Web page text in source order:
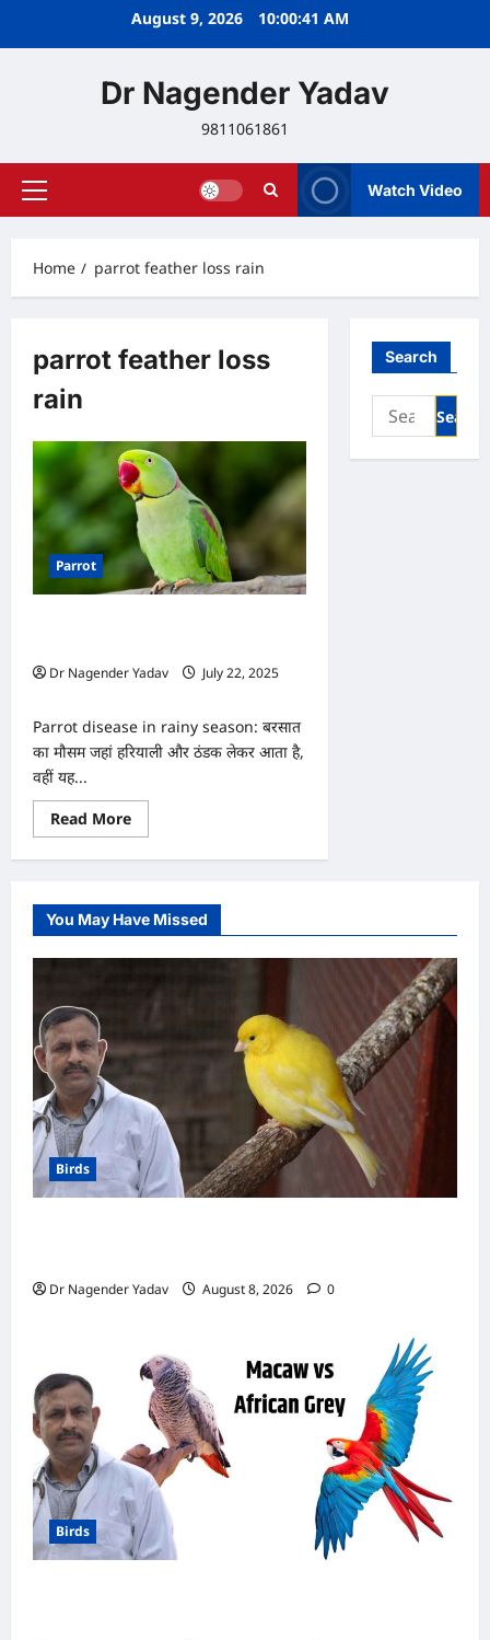
August 9, 2026 10:00:41 AM
Dr Nagender Yadav
9811061861
Primary
Watch Video
Home parrot feather loss rain
parrot feather loss
rain
Parrot
Dr Nagender Yadav
July 22, 2025
Parrot disease in rainy season: बरसात
का मौसम जहां हरियाली और ठंडक लेकर आता है,
वहीं यह...
Read MoreRead
more
बरसात
तोतों
के
लिए
खतरे
बीमारियों
से
रहें
सतर्क
Search
Search
for:
You May Have Missed
Birds
Dr Nagender Yadav August 8, 2026 0
Birds